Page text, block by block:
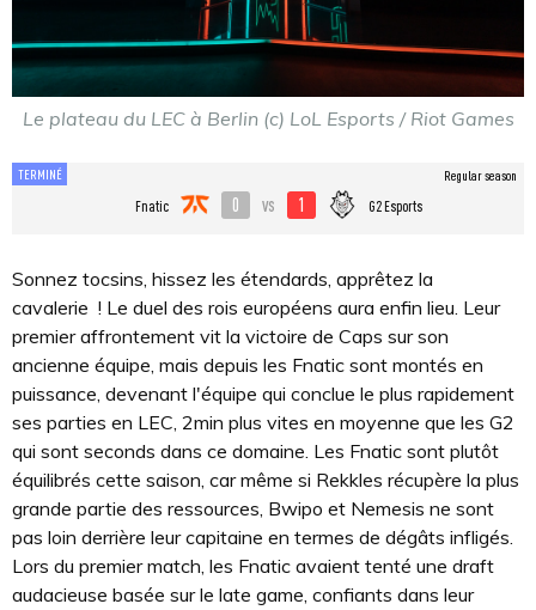
Le plateau du LEC à Berlin (c) LoL Esports / Riot Games
TERMINÉ
Fnatic 0 vs 1 G2 Esports
Regular season
Sonnez tocsins, hissez les étendards, apprêtez la
cavalerie ! Le duel des rois européens aura enfin lieu. Leur
premier affrontement vit la victoire de Caps sur son
ancienne équipe, mais depuis les Fnatic sont montés en
puissance, devenant l'équipe qui conclue le plus rapidement
ses parties en LEC, 2min plus vites en moyenne que les G2
qui sont seconds dans ce domaine. Les Fnatic sont plutôt
équilibrés cette saison, car même si Rekkles récupère la plus
grande partie des ressources, Bwipo et Nemesis ne sont
pas loin derrière leur capitaine en termes de dégâts infligés.
Lors du premier match, les Fnatic avaient tenté une draft
audacieuse basée sur le late game, confiants dans leur